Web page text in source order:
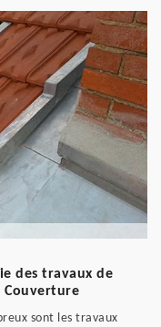
des travaux de
Couverture
sont les travaux